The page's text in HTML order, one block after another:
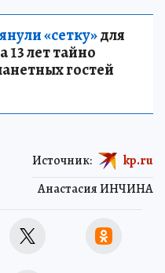
«сетку»для
13 лет тайно
гостей
Анастасия ИНЧИНА
Источник: kp.ru